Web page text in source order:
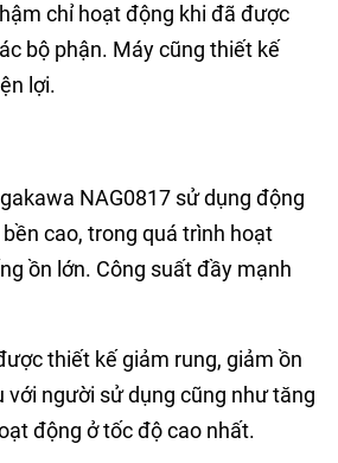
chỉ hoạt động khi đã được
bộ phận. Máy cũng thiết kế
lợi.
NAG0817 sử dụng động
cao, trong quá trình hoạt
ồn lớn. Công suất đầy mạnh
thiết kế giảm rung, giảm ồn
với người sử dụng cũng như tăng
động ở tốc độ cao nhất.